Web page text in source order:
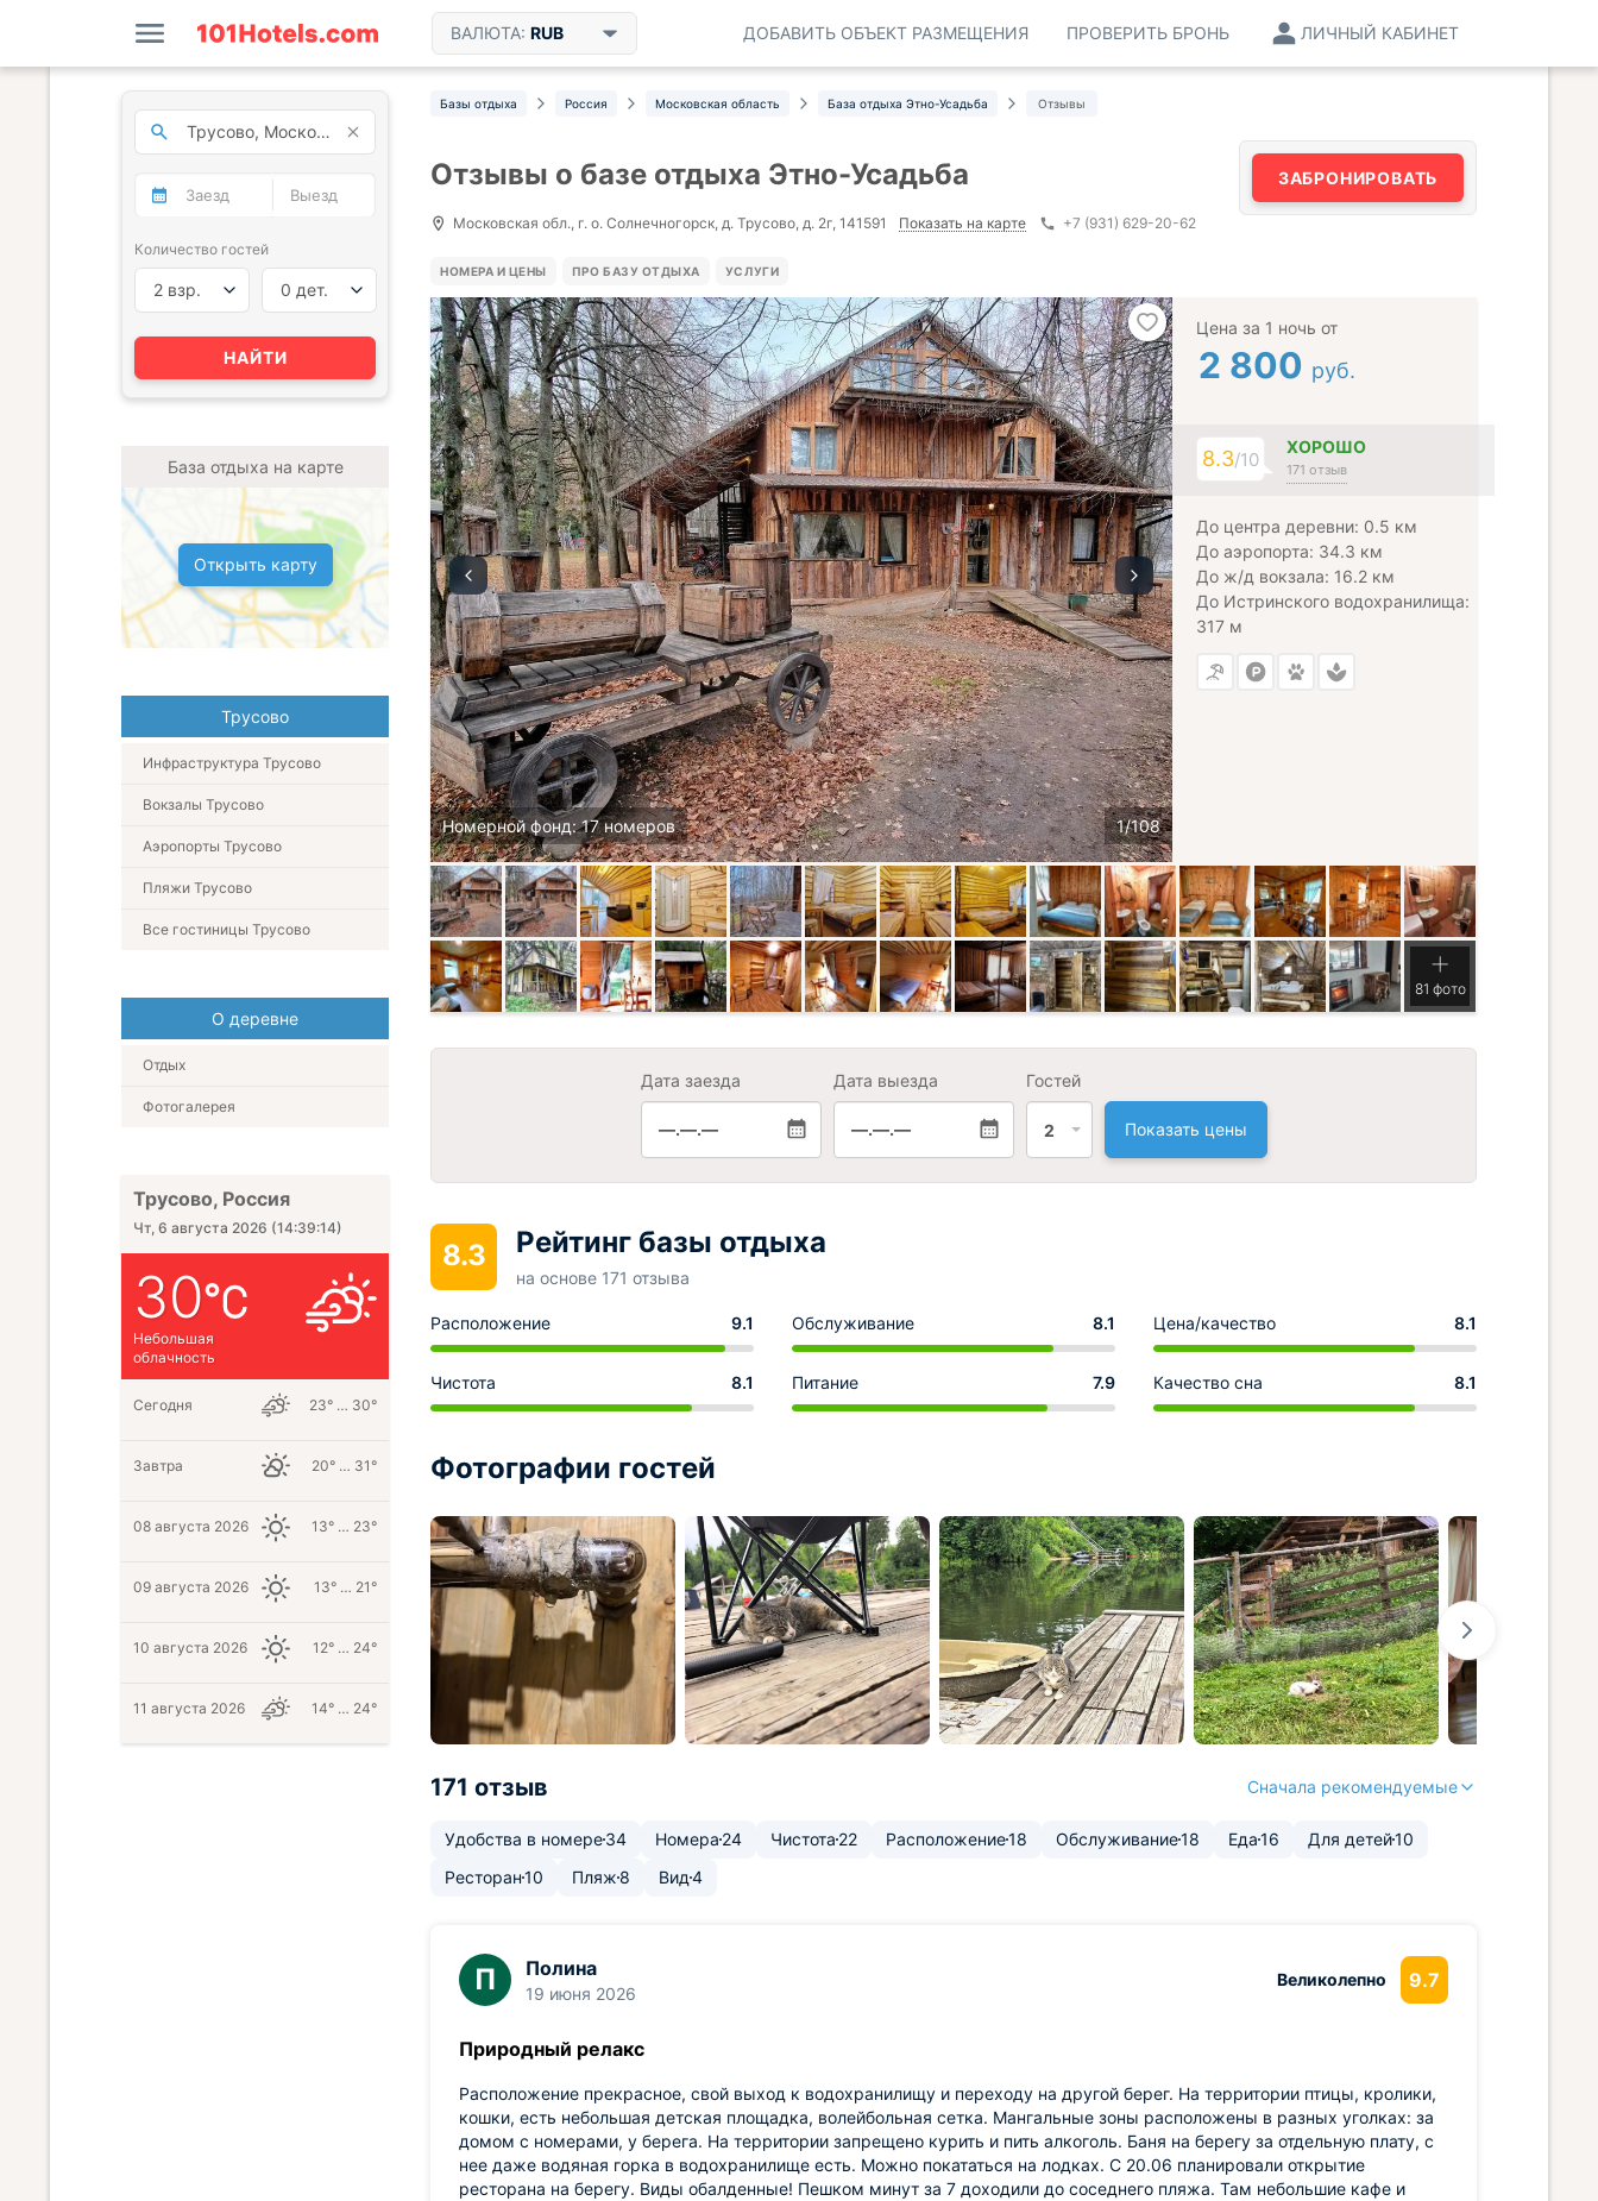
ВАЛЮТА: RUB ЛИЧНЫЙ КАБИНЕТ
ПРОВЕРИТЬ БРОНЬ
ДОБАВИТЬ ОБЪЕКТ РАЗМЕЩЕНИЯ
Базы отдыха Россия Московская область База отдыха Этно-Усадьба Отзывы
Отзывы о базе отдыха Этно-Усадьба
Московская обл., г. о. Солнечногорск, д. Трусово, д. 2г, 141591 Показать на карте +7 (931) 629-20-62
ЗАБРОНИРОВАТЬ
НОМЕРА И ЦЕНЫ ПРО БАЗУ ОТДЫХА УСЛУГИ
Номерной фонд: 17 номеров
Цена за 1 ночь от
2 800 руб.
8.3/10
ХОРОШО
171 отзыв
До центра деревни: 0.5 км
До аэропорта: 34.3 км
До ж/д вокзала: 16.2 км
До Истринского водохранилища:
317 м
81 фото
Дата заезда
—.—.—
Дата выезда
—.—.—
Гостей
2 Показать цены
8.3 Рейтинг базы отдыха
на основе 171 отзыва
Расположение 9.1 Обслуживание 8.1 Цена/качество 8.1
Чистота 8.1 Питание 7.9 Качество сна 8.1
Фотографии гостей
171 отзыв Сначала рекомендуемые
Удобства в номере34 Номера 24 Чистота 22 Расположение18 Обслуживание18 Еда16 Для детей10
Ресторан10 Пляж 8 Вид4
П Полина
19 июня 2026
Великолепно 9.7
Природный релакс
Расположение прекрасное, свой выход к водохранилищу и переходу на другой берег. На территории птицы, кролики,
кошки, есть небольшая детская площадка, волейбольная сетка. Мангальные зоны расположены в разных уголках: за
домом с номерами, у берега. На территории запрещено курить и пить алкоголь. Баня на берегу за отдельную плату, с
нее даже водяная горка в водохранилище есть. Можно покататься на лодках. С 20.06 планировали открытие
ресторана на берегу. Виды обалденные! Пешком минут за 7 доходили до соседнего пляжа. Там небольшие кафе и
Количество гостей
2 взр. 0 дет.
НАЙТИ
База отдыха на карте
Открыть карту
Трусово
Инфраструктура Трусово
Вокзалы Трусово
Аэропорты Трусово
Пляжи Трусово
Все гостиницы Трусово
О деревне
Отдых
Фотогалерея
Трусово, Россия
Чт, 6 августа 2026 (14:39:15)
30
Небольшая
облачность
Сегодня 23° … 30°
Завтра 20° … 31°
08 августа 2026 13° … 23°
09 августа 2026 13° … 21°
10 августа 2026 12° … 24°
11 августа 2026 14° … 24°